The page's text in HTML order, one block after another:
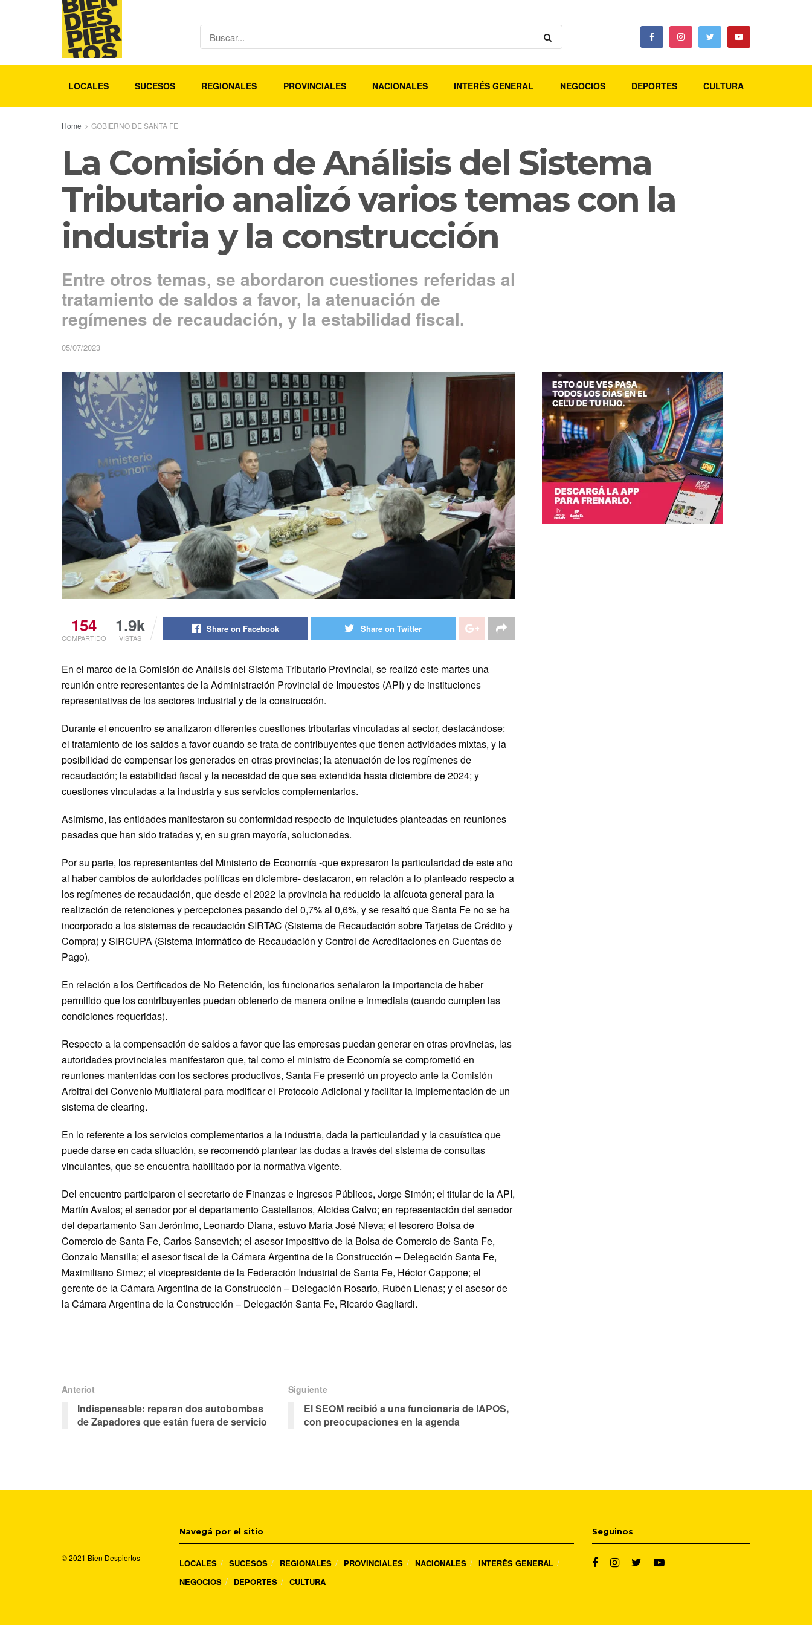
LOCALES SUCESOS REGIONALES PROVINCIALES NACIONALES INTERÉS GENERAL NEGOCIOS DEPORTES CULTURA
Home GOBIERNO DE SANTA FE
La Comisión de Análisis del Sistema
Tributario analizó varios temas con la
industria y la construcción
Entre otros temas, se abordaron cuestiones referidas al
tratamiento de saldos a favor, la atenuación de
regímenes de recaudación, y la estabilidad fiscal.
05/07/2023
154
COMPARTIDO
1.9k
VISTAS
Share on Facebook Share on Twitter
En el marco de la Comisión de Análisis del Sistema Tributario Provincial, se realizó este martes una
reunión entre representantes de la Administración Provincial de Impuestos (API) y de instituciones
representativas de los sectores industrial y de la construcción.
Durante el encuentro se analizaron diferentes cuestiones tributarias vinculadas al sector, destacándose:
el tratamiento de los saldos a favor cuando se trata de contribuyentes que tienen actividades mixtas, y la
posibilidad de compensar los generados en otras provincias; la atenuación de los regímenes de
recaudación; la estabilidad fiscal y la necesidad de que sea extendida hasta diciembre de 2024; y
cuestiones vinculadas a la industria y sus servicios complementarios.
Asimismo, las entidades manifestaron su conformidad respecto de inquietudes planteadas en reuniones
pasadas que han sido tratadas y, en su gran mayoría, solucionadas.
Por su parte, los representantes del Ministerio de Economía -que expresaron la particularidad de este año
al haber cambios de autoridades políticas en diciembre- destacaron, en relación a lo planteado respecto a
los regímenes de recaudación, que desde el 2022 la provincia ha reducido la alícuota general para la
realización de retenciones y percepciones pasando del 0,7% al 0,6%, y se resaltó que Santa Fe no se ha
incorporado a los sistemas de recaudación SIRTAC (Sistema de Recaudación sobre Tarjetas de Crédito y
Compra) y SIRCUPA (Sistema Informático de Recaudación y Control de Acreditaciones en Cuentas de
Pago).
En relación a los Certificados de No Retención, los funcionarios señalaron la importancia de haber
permitido que los contribuyentes puedan obtenerlo de manera online e inmediata (cuando cumplen las
condiciones requeridas).
Respecto a la compensación de saldos a favor que las empresas puedan generar en otras provincias, las
autoridades provinciales manifestaron que, tal como el ministro de Economía se comprometió en
reuniones mantenidas con los sectores productivos, Santa Fe presentó un proyecto ante la Comisión
Arbitral del Convenio Multilateral para modificar el Protocolo Adicional y facilitar la implementación de un
sistema de clearing.
En lo referente a los servicios complementarios a la industria, dada la particularidad y la casuística que
puede darse en cada situación, se recomendó plantear las dudas a través del sistema de consultas
vinculantes, que se encuentra habilitado por la normativa vigente.
Del encuentro participaron el secretario de Finanzas e Ingresos Públicos, Jorge Simón; el titular de la API,
Martín Avalos; el senador por el departamento Castellanos, Alcides Calvo; en representación del senador
del departamento San Jerónimo, Leonardo Diana, estuvo María José Nieva; el tesorero Bolsa de
Comercio de Santa Fe, Carlos Sansevich; el asesor impositivo de la Bolsa de Comercio de Santa Fe,
Gonzalo Mansilla; el asesor fiscal de la Cámara Argentina de la Construcción – Delegación Santa Fe,
Maximiliano Simez; el vicepresidente de la Federación Industrial de Santa Fe, Héctor Cappone; el
gerente de la Cámara Argentina de la Construcción – Delegación Rosario, Rubén Llenas; y el asesor de
la Cámara Argentina de la Construcción – Delegación Santa Fe, Ricardo Gagliardi.
Anteriot
Indispensable: reparan dos autobombas
de Zapadores que están fuera de servicio
Siguiente
El SEOM recibió a una funcionaria de IAPOS,
con preocupaciones en la agenda
© 2021 Bien Despiertos
Navegá por el sitio
LOCALES SUCESOS REGIONALES PROVINCIALES NACIONALES
INTERÉS GENERAL
NEGOCIOS
DEPORTES CULTURA
Seguinos